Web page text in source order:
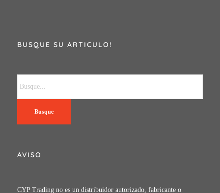
BUSQUE SU ARTICULO!
Busque
AVISO
CYP Trading no es un distribuidor autorizado, fabricante o